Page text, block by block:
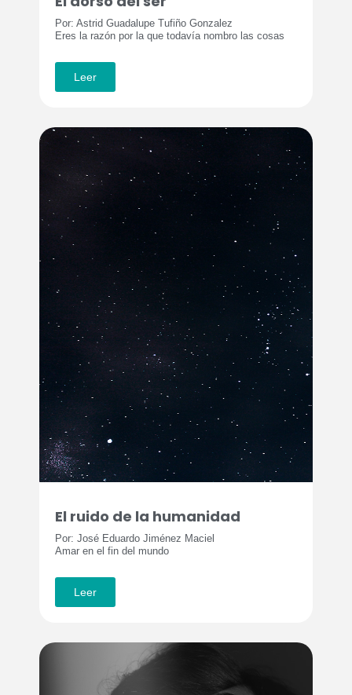
Por: Astrid Guadalupe Tufiño Gonzalez
Eres la razón por la que todavía nombro las cosas
Leer
El ruido de la humanidad
Por: José Eduardo Jiménez Maciel
Amar en el fin del mundo
Leer